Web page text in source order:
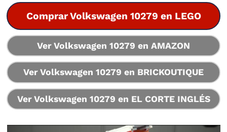
Comprar Volkswagen 10279 en LEGO
Ver Volkswagen 10279 en AMAZON
Ver Volkswagen 10279 en BRICKOUTIQUE
Ver Volkswagen 10279 en EL CORTE INGLÉS